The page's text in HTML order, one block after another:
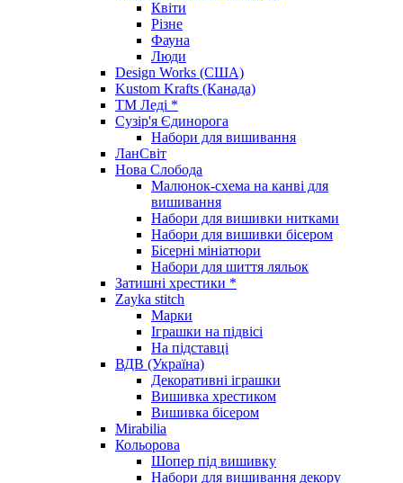
Квіти
Різне
Фауна
Люди
Design Works (США)
Kustom Krafts (Канада)
ТМ Леді *
Сузір'я Єдинорога
Набори для вишивання
ЛанСвіт
Нова Слобода
Малюнок-схема на канві для
вишивання
Набори для вишивки нитками
Набори для вишивки бісером
Бісерні мініатюри
Набори для шиття ляльок
Затишні хрестики *
Zayka stitch
Марки
Іграшки на підвісі
На підставці
ВДВ (Україна)
Декоративні іграшки
Вишивка хрестиком
Вишивка бісером
Mirabilia
Кольорова
Шопер під вишивку
Набори для вишивання декору